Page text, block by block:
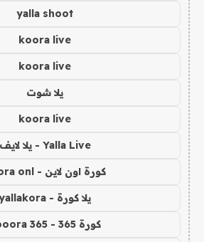
yalla shoot
koora live
koora live
يلا شوت
koora live
Yalla Live - يلا لايف
كورة اون لاين - koora onl
يلا كورة - yallakora
كورة 365 - kooora 365